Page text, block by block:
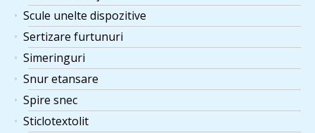
Scule unelte dispozitive
Sertizare furtunuri
Simeringuri
Snur etansare
Spire snec
Sticlotextolit